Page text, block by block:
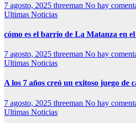
7 agosto, 2025 threeman No hay
Ultimas Noticias
cómo es el barrio de La Matanza en
7 agosto, 2025 threeman No hay
Ultimas Noticias
A los 7 años creó un exitoso juego de
7 agosto, 2025 threeman No hay
Ultimas Noticias